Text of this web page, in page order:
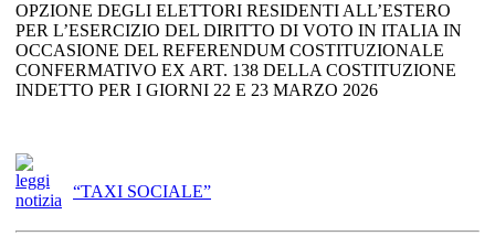
OPZIONE DEGLI ELETTORI RESIDENTI ALL’ESTERO
PER L’ESERCIZIO DEL DIRITTO DI VOTO IN ITALIA IN
OCCASIONE DEL REFERENDUM COSTITUZIONALE
CONFERMATIVO EX ART. 138 DELLA COSTITUZIONE
INDETTO PER I GIORNI 22 E 23 MARZO 2026
“TAXI SOCIALE”